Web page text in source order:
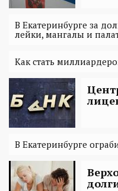
В Екатеринбурге за
лейки, мангалы и
Как стать
В Екатеринбурге